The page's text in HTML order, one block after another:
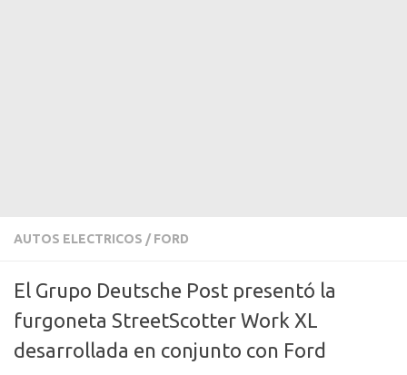
AUTOS ELECTRICOS / FORD
El Grupo Deutsche Post presentó la
furgoneta StreetScotter Work XL
desarrollada en conjunto con Ford